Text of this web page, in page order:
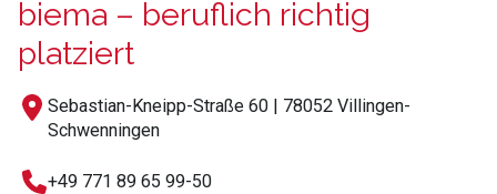
biema – beruflich richtig
platziert
Sebastian-Kneipp-Straße 60 | 78052 Villingen-
Schwenningen
+49 771 89 65 99-50